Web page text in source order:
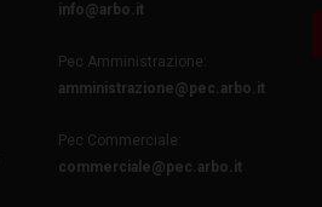
info@arbo.it
Pec Amministrazione:
amministrazione@pec.arbo.it
Pec Commerciale:
commerciale@pec.arbo.it